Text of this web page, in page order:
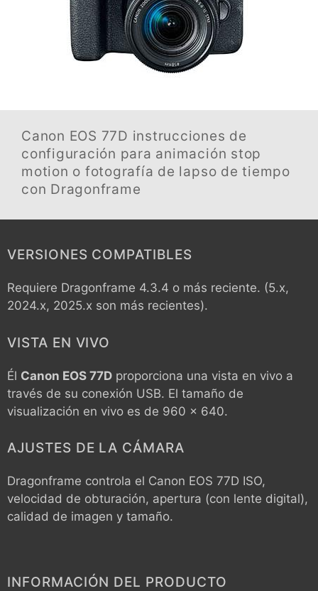
Canon EOS 77D instrucciones de
configuración para animación stop
motion o fotografía de lapso de tiempo
con Dragonframe
VERSIONES COMPATIBLES
Requiere Dragonframe 4.3.4 o más reciente. (5.x,
2024.x, 2025.x son más recientes).
VISTA EN VIVO
Él Canon EOS 77D proporciona una vista en vivo a
través de su conexión USB. El tamaño de
visualización en vivo es de 960 x 640.
AJUSTES DE LA CÁMARA
Dragonframe controla el Canon EOS 77D ISO,
velocidad de obturación, apertura (con lente digital),
calidad de imagen y tamaño.
INFORMACIÓN DEL PRODUCTO